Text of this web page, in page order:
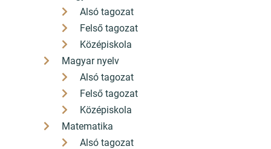
Alsó tagozat
Felső tagozat
Középiskola
Magyar nyelv
Alsó tagozat
Felső tagozat
Középiskola
Matematika
Alsó tagozat